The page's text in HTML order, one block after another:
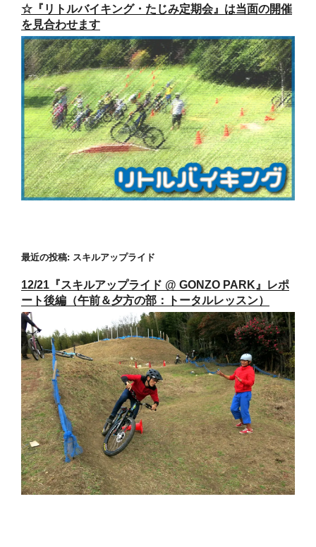
☆『リトルバイキング・たじみ定期会』は当面の開催
を見合わせます
最近の投稿: スキルアップライド
12/21『スキルアップライド @ GONZO PARK』レポ
ート後編（午前＆夕方の部：トータルレッスン）